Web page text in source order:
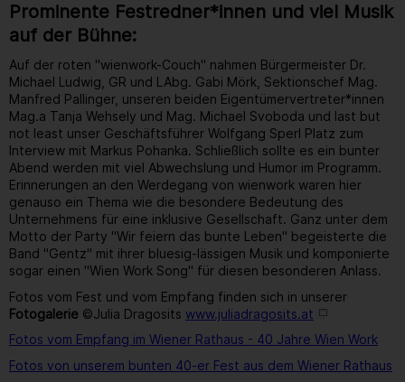
Prominente Festredner*innen und viel Musik
auf der Bühne:
Auf der roten "wienwork-Couch" nahmen Bürgermeister Dr.
Michael Ludwig, GR und LAbg. Gabi Mörk, Sektionschef Mag.
Manfred Pallinger, unseren beiden Eigentümervertreter*innen
Mag.a Tanja Wehsely und Mag. Michael Svoboda und last but
not least unser Geschäftsführer Wolfgang Sperl Platz zum
Interview mit Markus Pohanka. Schließlich sollte es ein bunter
Abend werden mit viel Abwechslung und Humor im Programm.
Erinnerungen an den Werdegang von wienwork waren hier
genauso ein Thema wie die besondere Bedeutung des
Unternehmens für eine inklusive Gesellschaft. Ganz unter dem
Motto der Party "Wir feiern das bunte Leben" begeisterte die
Band "Gentz" mit ihrer bluesig-lässigen Musik und komponierte
sogar einen "Wien Work Song" für diesen besonderen Anlass.
Fotos vom Fest und vom Empfang finden sich in unserer
Fotogalerie ©Julia Dragosits www.juliadragosits.at
Fotos vom Empfang im Wiener Rathaus - 40 Jahre Wien Work
Fotos von unserem bunten 40-er Fest aus dem Wiener Rathaus